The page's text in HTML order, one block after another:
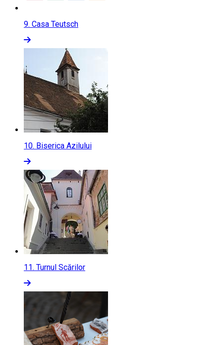
9. Casa Teutsch
10. Biserica Azilului
11. Turnul Scărilor